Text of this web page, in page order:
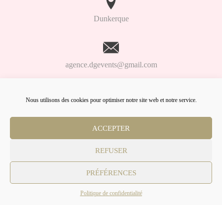
Nous utilisons des cookies pour optimiser notre site web et notre service.
ACCEPTER
REFUSER
PRÉFÉRENCES
Politique de confidentialité
Dunkerque
agence.dgevents@gmail.com
Lien
Facebook
Lien
Linkedin
Lien
Instagram
© DG Events